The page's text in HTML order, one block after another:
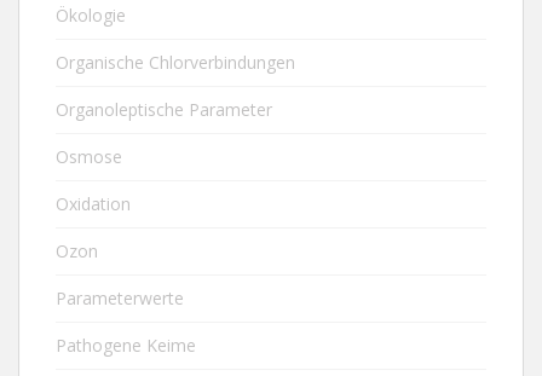
Ökologie
Organische Chlorverbindungen
Organoleptische Parameter
Osmose
Oxidation
Ozon
Parameterwerte
Pathogene Keime